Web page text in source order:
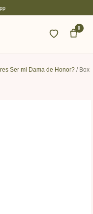
0
Ser mi Dama de Honor? / Box